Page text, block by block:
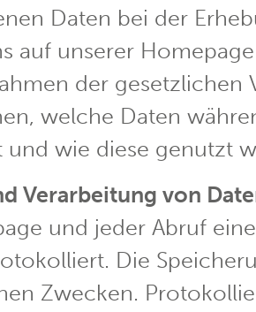
Daten bei der
auf unserer
der gesetzlichen
welche Daten
und wie diese genutzt
Verarbeitung von
und jeder Abruf
Die
Zwecken.